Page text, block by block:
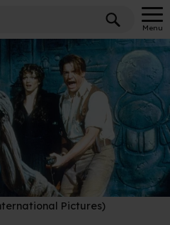
Menu
Pictures)